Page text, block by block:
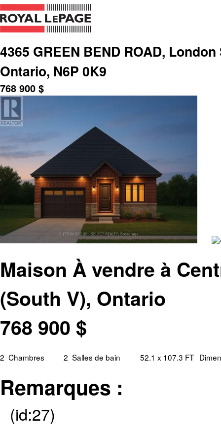
4365 GREEN BEND ROAD,
Ontario, N6P 0K9
768 900 $
Maison À vendre à
(South V), Ontario
768 900 $
2 Chambres 2 Salles de bain 52.1 x 107.3 FT
Remarques :
(id:27)